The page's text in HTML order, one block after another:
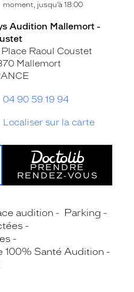
moment, jusqu’à 18:00
Audition Mallemort -
Raoul Coustet
Mallemort
04 90 59 19 94
Localiser sur la carte
PRENDRE
RENDEZ‑VOUS
audition
Parking
100% Santé Audition